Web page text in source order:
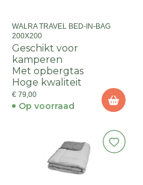
WALRA TRAVEL BED-IN-BAG
200X200
Geschikt voor
kamperen
Met opbergtas
Hoge kwaliteit
€ 79,00
Op voorraad